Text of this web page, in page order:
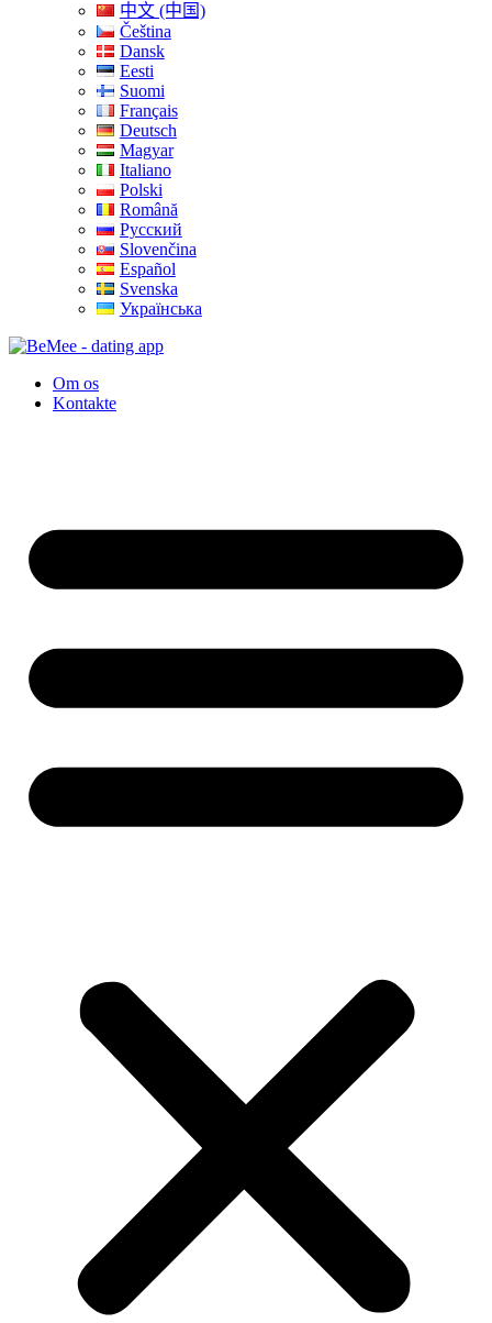
中文 (中国)
Čeština
Dansk
Eesti
Suomi
Français
Deutsch
Magyar
Italiano
Polski
Română
Русский
Slovenčina
Español
Svenska
Українська
Om os
Kontakte